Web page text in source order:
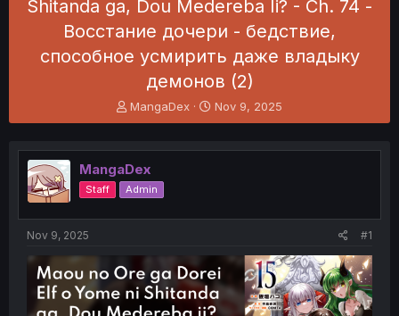
Shitanda ga, Dou Medereba Ii? - Ch. 74 -
Восстание дочери - бедствие,
способное усмирить даже владыку
демонов (2)
T
h
e
a
d
s
t
e
r
MangaDex
S
t
r
t
Nov 9, 2025
MangaDex
Staff Admin
Nov 9, 2025 #1